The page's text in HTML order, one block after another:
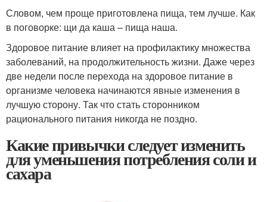
Словом, чем проще приготовлена пища, тем лучше. Как
в поговорке: щи да каша – пища наша.
Здоровое питание влияет на профилактику множества
заболеваний, на продолжительность жизни. Даже через
две недели после перехода на здоровое питание в
организме человека начинаются явные изменения в
лучшую сторону. Так что стать сторонником
рационального питания никогда не поздно.
Какие привычки следует изменить
для уменьшения потребления соли и
сахара